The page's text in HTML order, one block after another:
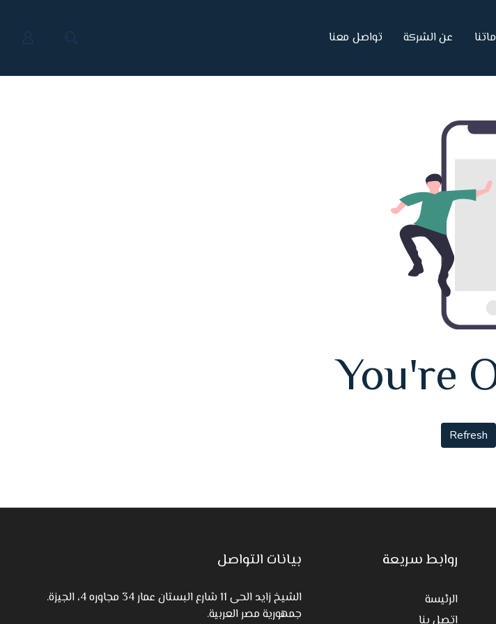
عن الشركة تواصل معنا
You're
Refresh
روابط سريعة
الرئيسة
بيانات التواصل
الشيخ زايد الحى 11 شارع البستان عمار 34 مجاوره 4، الجيزة.
جمهورية مصر العربية.